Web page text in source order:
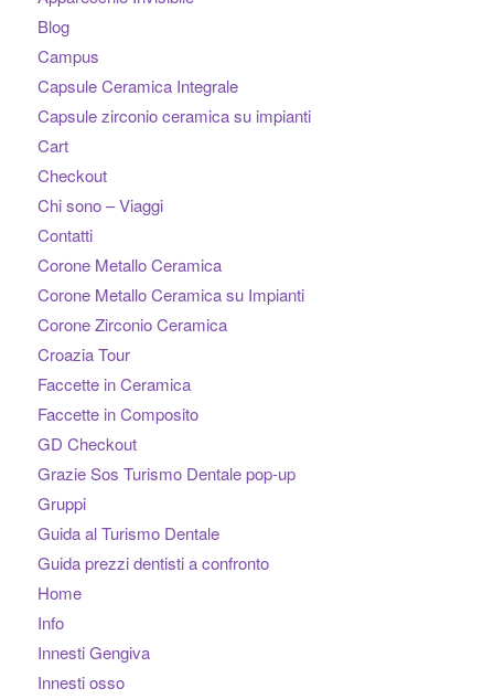
Blog
Campus
Capsule Ceramica Integrale
Capsule zirconio ceramica su impianti
Cart
Checkout
Chi sono – Viaggi
Contatti
Corone Metallo Ceramica
Corone Metallo Ceramica su Impianti
Corone Zirconio Ceramica
Croazia Tour
Faccette in Ceramica
Faccette in Composito
GD Checkout
Grazie Sos Turismo Dentale pop-up
Gruppi
Guida al Turismo Dentale
Guida prezzi dentisti a confronto
Home
Info
Innesti Gengiva
Innesti osso